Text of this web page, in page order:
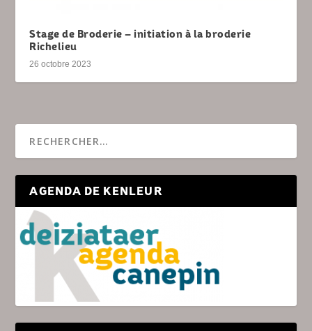
Stage de Broderie – initiation à la broderie
Richelieu
26 octobre 2023
AGENDA DE KENLEUR